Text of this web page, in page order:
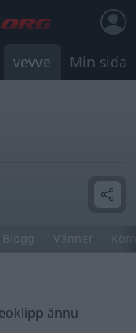
vevve Min sida
Blogg Vänner
ännu